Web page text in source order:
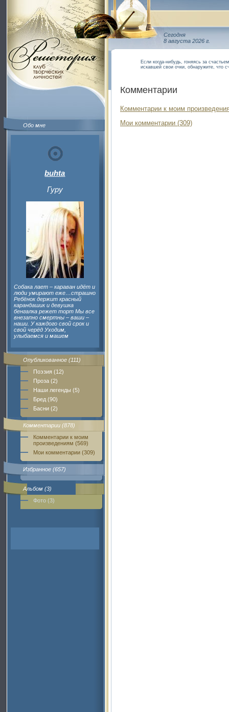
Обо мне
buhta
Гуру
Собака лает – караван идёт и
люди умирают еже…страшно
Ребёнок держит красный
карандашик и девушка
бенгалка режет торт Мы все
внезапно смертны – ваши –
наши. У каждого свой срок и
свой черёд Уходим,
улыбаемся и машем
Опубликованное (111)
Поэзия (12)
Проза (2)
Наши легенды (5)
Бред (90)
Басни (2)
Комментарии (878)
Комментарии к моим
произведениям (569)
Мои комментарии (309)
Избранное (657)
Альбом (3)
Фото (3)
Сегодня
8 августа 2026 г.
Если когда-нибудь, гоняясь за
искавшей свои очки, обнаружите, что
Комментарии
Комментарии к моим
Мои комментарии (309)